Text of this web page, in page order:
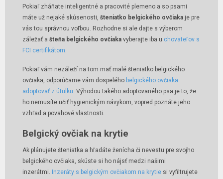
Pokiaľ zháňate inteligentné a pracovité plemeno a so psami
máte už nejaké skúsenosti, šteniatko belgického ovčiaka je pre
vás tou správnou voľbou. Rozhodne si ale dajte s výberom
záležať a šteňa belgického ovčiaka vyberajte iba u chovateľov s
FCI certifikátom.
Pokiaľ vám nezáleží na tom mať malé šteniatko belgického
ovčiaka, odporúčame vám dospelého belgického ovčiaka
adoptovať z útulku. Výhodou takého adoptovaného psa je to, že
ho nemusíte učiť hygienickým návykom, vopred poznáte jeho
vzhľad a povahové vlastnosti.
Belgický ovčiak na krytie
Ak plánujete šteniatka a hľadáte ženícha či nevestu pre svojho
belgického ovčiaka, skúste si ho nájsť medzi našimi
inzerátmi. Inzeráty s belgickým ovčiakom na krytie si vyfiltrujete